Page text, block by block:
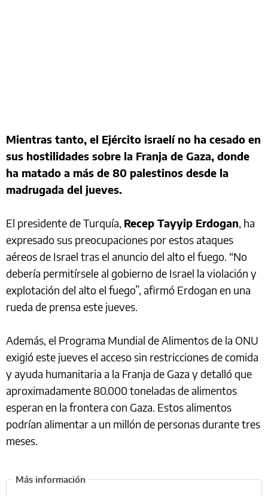
Mientras tanto, el Ejército israelí no ha cesado en
sus hostilidades sobre la Franja de Gaza, donde
ha matado a más de 80 palestinos desde la
madrugada del jueves.
El presidente de Turquía, Recep Tayyip Erdogan, ha
expresado sus preocupaciones por estos ataques
aéreos de Israel tras el anuncio del alto el fuego. “No
debería permitírsele al gobierno de Israel la violación y
explotación del alto el fuego”, afirmó Erdogan en una
rueda de prensa este jueves.
Además, el Programa Mundial de Alimentos de la ONU
exigió este jueves el acceso sin restricciones de comida
y ayuda humanitaria a la Franja de Gaza y detalló que
aproximadamente 80.000 toneladas de alimentos
esperan en la frontera con Gaza. Estos alimentos
podrían alimentar a un millón de personas durante tres
meses.